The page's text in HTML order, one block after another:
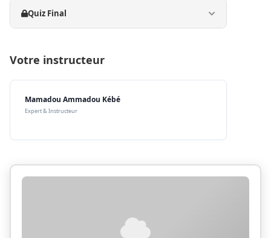
Quiz Final
Votre instructeur
Mamadou Ammadou Kébé
Expert & Instructeur